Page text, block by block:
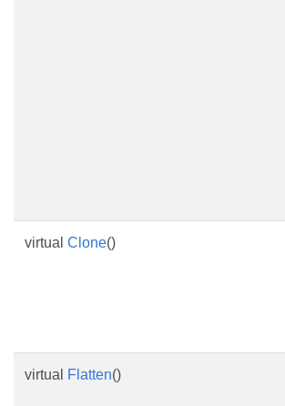
virtual Clone()
virtual Flatten()